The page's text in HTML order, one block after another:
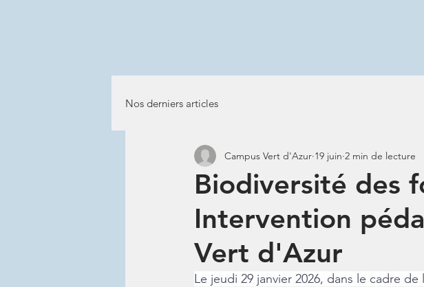
Nos derniers articles
Biodiversité des
Intervention
Vert d'Azur
Campus Vert d'Azur 19 juin 2 min de lecture
Le jeudi 29 janvier 2026, dans le cadre